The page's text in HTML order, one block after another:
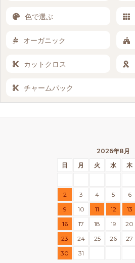
色で選ぶ
オーガニック
カットクロス
チャームパック
2026年8月
日
月 火 水 木
2
3 4 5 6
9
10 11 12 13
16
17 18 19 20
23
24 25 26 27
30
31